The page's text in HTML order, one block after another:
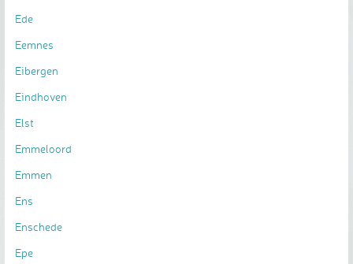
Ede
Eemnes
Eibergen
Eindhoven
Elst
Emmeloord
Emmen
Ens
Enschede
Epe